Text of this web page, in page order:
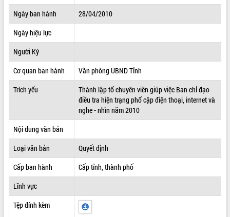
TIN TỨC SỰ KIỆN
SỞ, BAN, NGÀNH
UBND CÁC XÃ, PHƯỜNG
THÔNG TIN CHỈ ĐẠO ĐIỀU HÀNH
HỆ THỐNG VĂN BẢN
ĐIỂM TIN VĂN BẢN
QUY HOẠCH - KẾ HOẠCH
Ngày ban hành
28/04/2010
Ngày hiệu lực
Người Ký
Cơ quan ban hành
Văn phòng UBND Tỉnh
Trích yếu
Thành lập tổ chuyên viên giúp việc Ban chỉ đạo
điều tra hiện trạng phổ cập điện thoại, internet và
nghe - nhìn năm 2010
Nội dung văn bản
Loại văn bản
Quyết định
Cấp ban hành
Cấp tỉnh, thành phố
Lĩnh vực
Tệp đính kèm